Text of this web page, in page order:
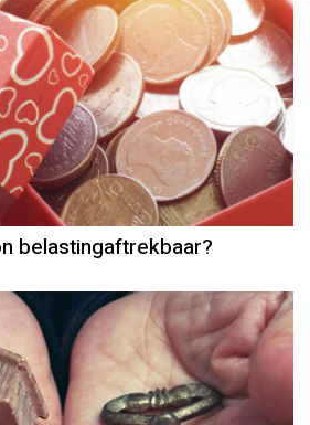
belastingaftrekbaar?